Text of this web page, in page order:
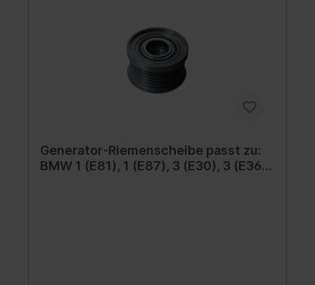
Generator-Riemenscheibe passt zu:
BMW 1 (E81), 1 (E87), 3 (E30), 3 (E36),